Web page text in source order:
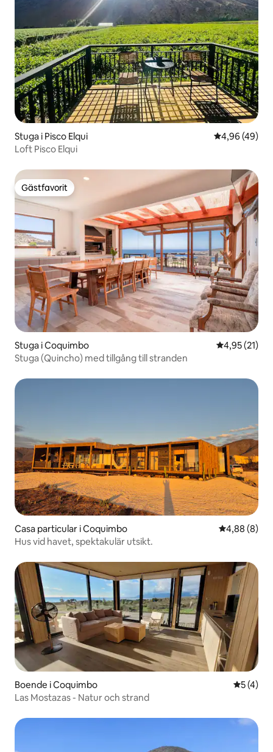
Stuga i Pisco Elqui 4,96 av 5 i
4,96 (49)
Loft Pisco Elqui
Gästfavorit
Gästfavorit
Stuga i Coquimbo 4,95 av 5 i
4,95 (21)
Stuga (Quincho) med tillgång till stranden
Casa particular i Coquimbo 4,88 av 5 i
4,88 (8)
Hus vid havet, spektakulär utsikt.
Boende i Coquimbo 5 av 5 i
5 (4)
Las Mostazas - Natur och strand